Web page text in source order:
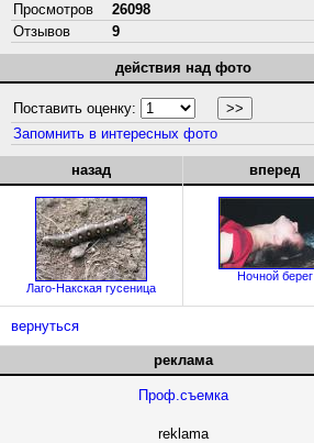
Просмотров
26098
Отзывов
9
действия над фото
Поставить оценку:
Запомнить в интересных фото
назад
Лаго-Накская гусеница
вперед
Ночной берег
вернуться
реклама
Проф.съемка
reklama